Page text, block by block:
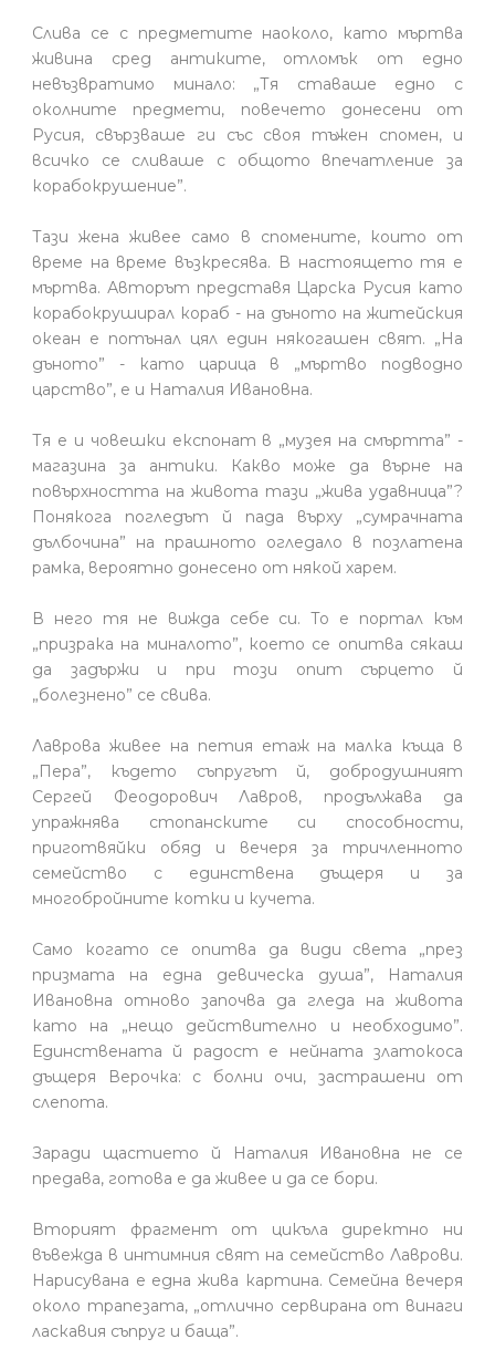
Слива се с предметите наоколо, като мъртва
живина сред антиките, отломък от едно
невъзвратимо минало: „Тя ставаше едно с
околните предмети, повечето донесени от
Русия, свързваше ги със своя тъжен спомен, и
всичко се сливаше с общото впечатление за
корабокрушение”.
Тази жена живее само в спомените, които от
време на време възкресява. В настоящето тя е
мъртва. Авторът представя Царска Русия като
корабокруширал кораб - на дъното на житейския
океан е потънал цял един някогашен свят. „На
дъното” - като царица в „мъртво подводно
царство”, е и Наталия Ивановна.
Тя е и човешки експонат в „музея на смъртта” -
магазина за антики. Какво може да върне на
повърхността на живота тази „жива удавница”?
Понякога погледът й пада върху „сумрачната
дълбочина” на прашното огледало в позлатена
рамка, вероятно донесено от някой харем.
В него тя не вижда себе си. То е портал към
„призрака на миналото”, което се опитва сякаш
да задържи и при този опит сърцето й
„болезнено” се свива.
Лаврова живее на петия етаж на малка къща в
„Пера”, където съпругът й, добродушният
Сергей Феодорович Лавров, продължава да
упражнява стопанските си способности,
приготвяйки обяд и вечеря за тричленното
семейство с единствена дъщеря и за
многобройните котки и кучета.
Само когато се опитва да види света „през
призмата на една девическа душа”, Наталия
Ивановна отново започва да гледа на живота
като на „нещо действително и необходимо”.
Единствената й радост е нейната златокоса
дъщеря Верочка: с болни очи, застрашени от
слепота.
Заради щастието й Наталия Ивановна не се
предава, готова е да живее и да се бори.
Вторият фрагмент от цикъла директно ни
въвежда в интимния свят на семейство Лаврови.
Нарисувана е една жива картина. Семейна вечеря
около трапезата, „отлично сервирана от винаги
ласкавия съпруг и баща”.